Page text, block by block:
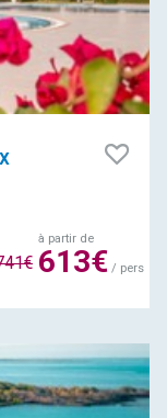
à partir de
613€/ pers